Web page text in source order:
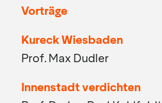
Vorträge
Kureck Wiesbaden
Prof. Max Dudler
Innenstadt verdichten